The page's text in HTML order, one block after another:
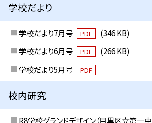
学校だより
学校だより7月号 PDF
(346 KB)
学校だより6月号
PDF
(266 KB)
学校だより5月号
PDF
校内研究
R8学校グランドデザイン（目黒区立第一